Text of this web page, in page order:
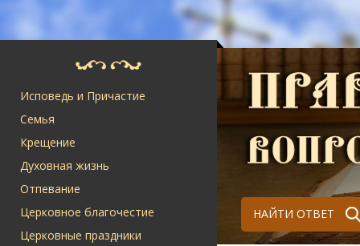
Исповедь и Причастие
Семья
Крещение
Духовная жизнь
Отпевание
Церковное благочестие
Церковные праздники
НАЙТИ ОТВЕТ